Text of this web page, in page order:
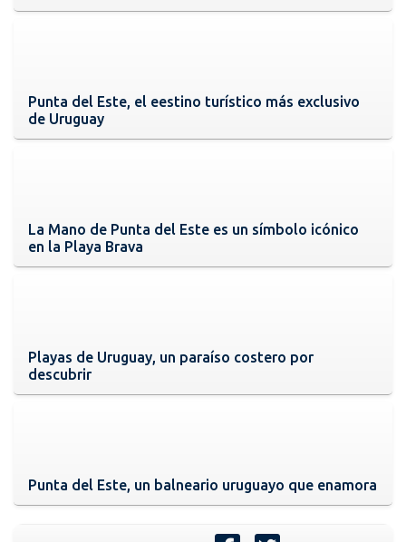
Punta del Este, el eestino turístico más exclusivo
de Uruguay
La Mano de Punta del Este es un símbolo icónico
en la Playa Brava
Playas de Uruguay, un paraíso costero por
descubrir
Punta del Este, un balneario uruguayo que enamora